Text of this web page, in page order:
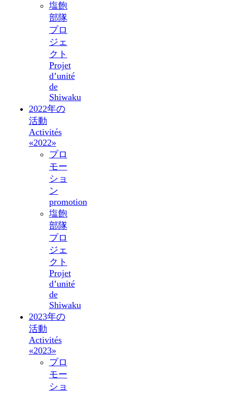
塩飽
部隊
プロ
ジェ
クト
Projet
d’unité
de
Shiwaku
2022年の
活動
Activités
«2022»
プロ
モー
ショ
ン
promotion
塩飽
部隊
プロ
ジェ
クト
Projet
d’unité
de
Shiwaku
2023年の
活動
Activités
«2023»
プロ
モー
ショ